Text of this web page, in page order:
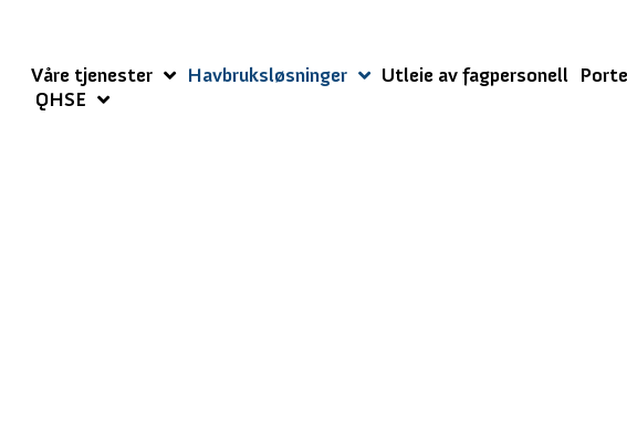
Våre tjenester Havbruksløsninger Utleie av fagpersonell
QHSE